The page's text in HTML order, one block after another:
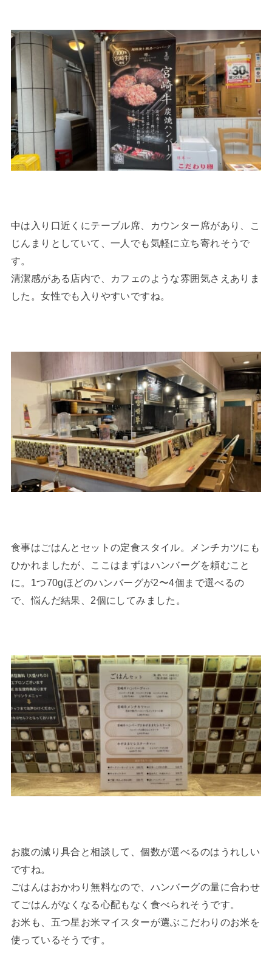
中は入り口近くにテーブル席、カウンター席があり、こ
じんまりとしていて、一人でも気軽に立ち寄れそうで
す。
清潔感がある店内で、カフェのような雰囲気さえありま
した。女性でも入りやすいですね。
食事はごはんとセットの定食スタイル。メンチカツにも
ひかれましたが、ここはまずはハンバーグを頼むこと
に。1つ70gほどのハンバーグが2〜4個まで選べるの
で、悩んだ結果、2個にしてみました。
お腹の減り具合と相談して、個数が選べるのはうれしい
ですね。
ごはんはおかわり無料なので、ハンバーグの量に合わせ
てごはんがなくなる心配もなく食べられそうです。
お米も、五つ星お米マイスターが選ぶこだわりのお米を
使っているそうです。